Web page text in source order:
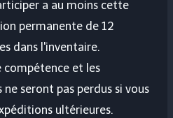
a au moins cette
permanente de 12
dans l'inventaire.
compétence et les
seront pas perdus si vous
ultérieures.